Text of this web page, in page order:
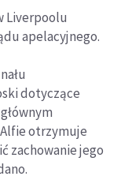
Liverpoolu
apelacyjnego.
dotyczące
otrzymuje
zachowanie jego